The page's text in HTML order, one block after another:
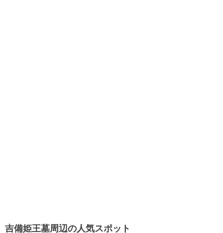
吉備姫王墓周辺の人気スポット